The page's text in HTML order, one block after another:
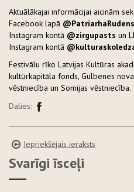
Aktuālākajai informācijai aicinām
Facebook lapā @PatriarhaRudens
Instagram kontā @zirgupasts un
Instagram kontā
Festivālu rīko Latvijas Kultūras
kultūrkapitāla fonds, Gulbenes
vēstniecība un Somijas vēstniecība.
Dalies:
Iepriekšējais ieraksts
Svarīgi īsceļi